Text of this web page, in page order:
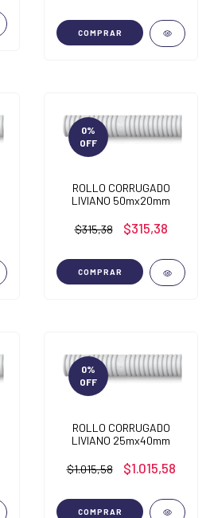
COMPRAR
0%
OFF
ROLLO CORRUGADO
LIVIANO 50mx20mm
$315,38 $315,38
COMPRAR
0%
OFF
ROLLO CORRUGADO
LIVIANO 25mx40mm
$1.015,58 $1.015,58
COMPRAR